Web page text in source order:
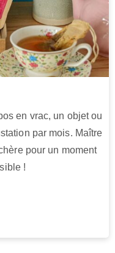
en vrac, un objet ou
par mois. Maître
pour un moment
!